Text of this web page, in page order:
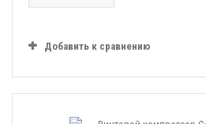
Добавить к сравнению